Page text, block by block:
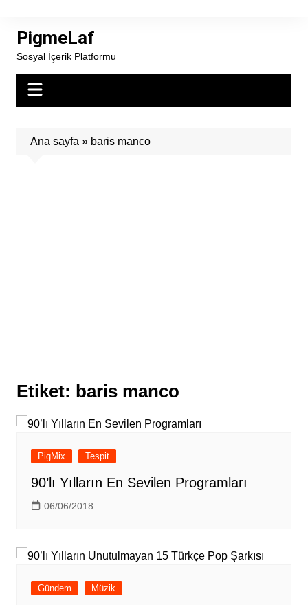
contentPigmeLaf
Sosyal İçerik Platformu
Ana sayfa » baris manco
Etiket: baris manco
PigMix Tespit
90’lı Yılların En Sevilen Programları
06/06/2018
Gündem Müzik